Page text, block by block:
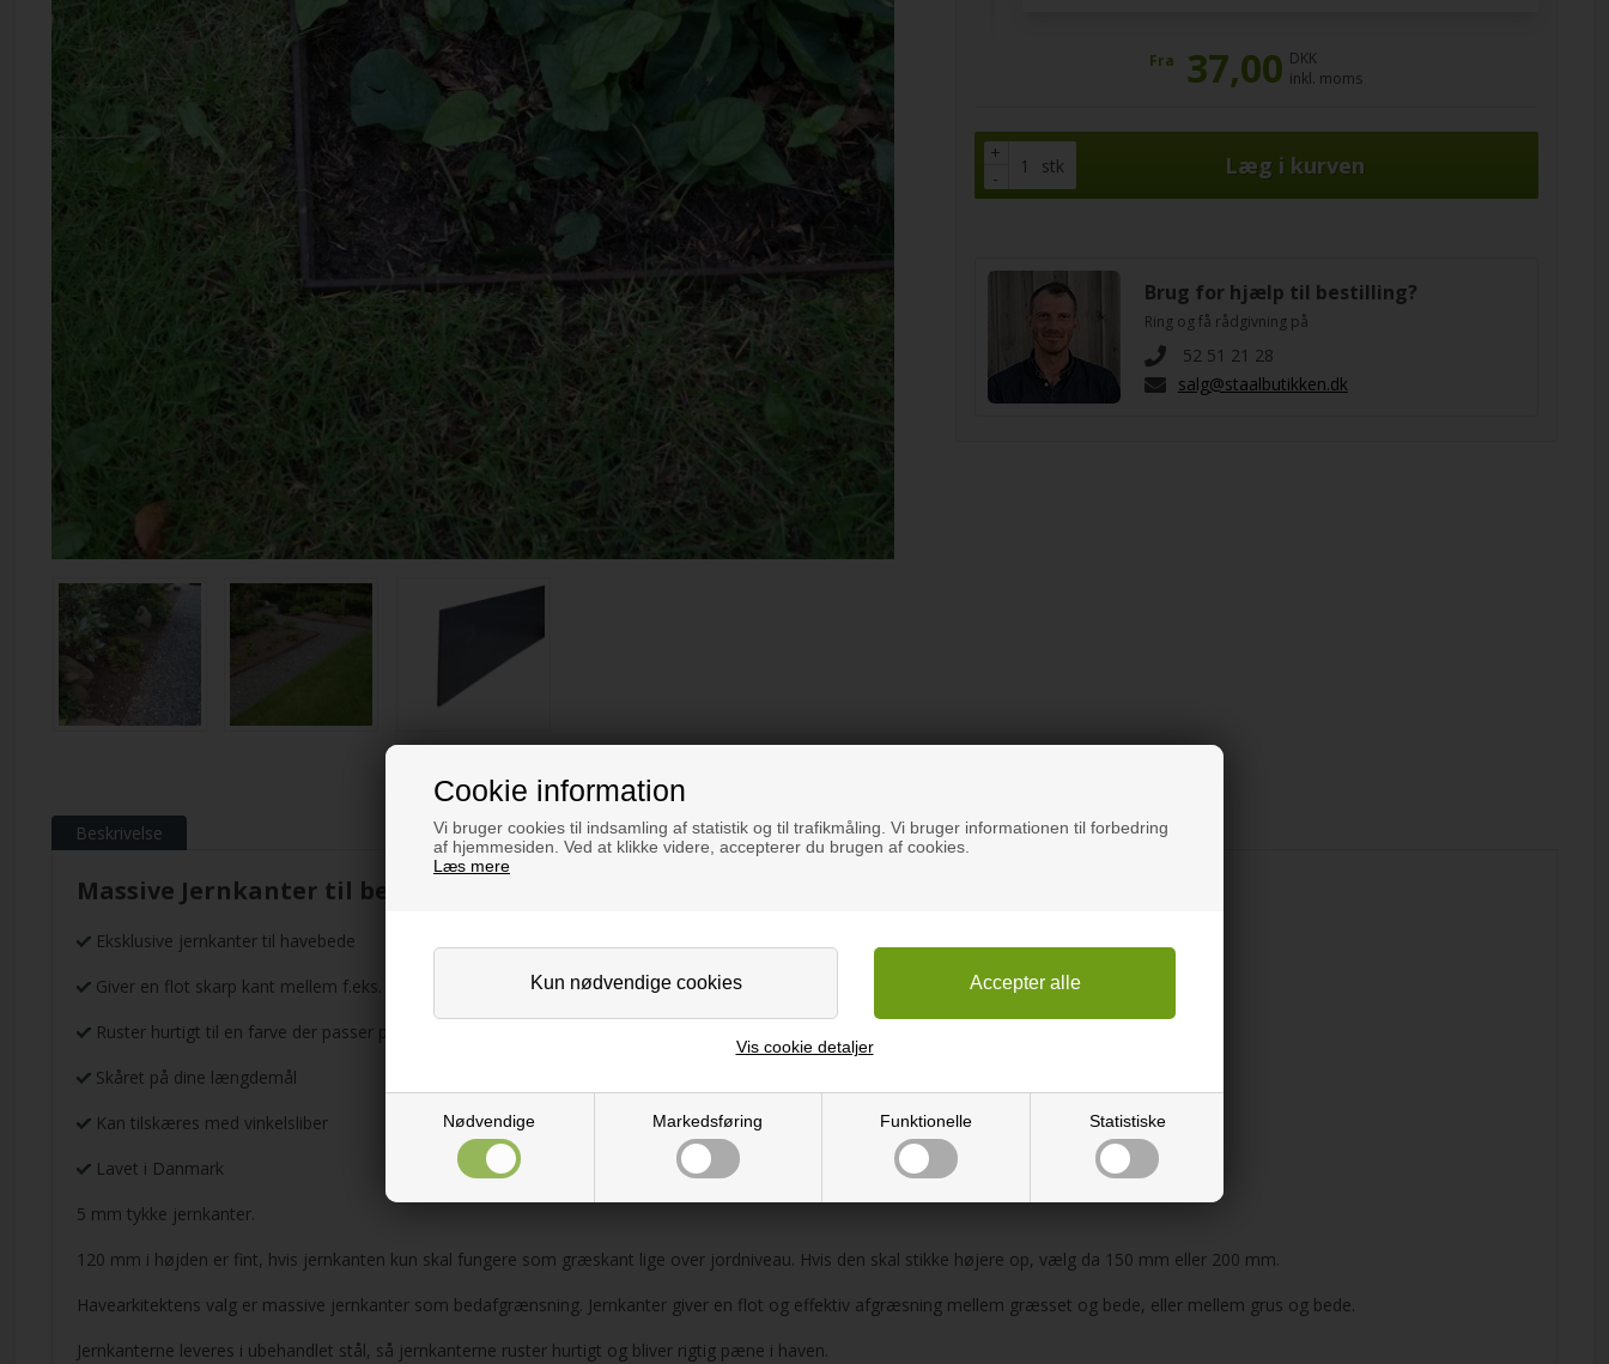
Cookie information
Vi bruger cookies til indsamling af statistik og til trafikmåling. Vi bruger informationen til forbedring
af hjemmesiden. Ved at klikke videre, accepterer du brugen af cookies.
Læs mere
Nødvendige Markedsføring Funktionelle Statistiske
Vis cookie detaljer
Fra 37,00 DKK
inkl. moms
stk
+
-
Brug for hjælp til bestilling?
Ring og få rådgivning på
52 51 21 28
salg@staalbutikken.dk
Beskrivelse
Massive Jernkanter til bede
Eksklusive jernkanter til havebede
Giver en flot skarp kant mellem f.eks. bed og græs
Ruster hurtigt til en farve der passer pænt til haven
Skåret på dine længdemål
Kan tilskæres med vinkelsliber
Lavet i Danmark
5 mm tykke jernkanter.
120 mm i højden er fint, hvis jernkanten kun skal fungere som græskant lige over jordniveau. Hvis den skal stikke højere op, vælg da 150 mm eller 200 mm.
Havearkitektens valg er massive jernkanter som bedafgrænsning. Jernkanter giver en flot og effektiv afgræsning mellem græsset og bede, eller mellem grus og bede.
Jernkanterne leveres i ubehandlet stål, så jernkanterne ruster hurtigt og bliver rigtig pæne i haven.